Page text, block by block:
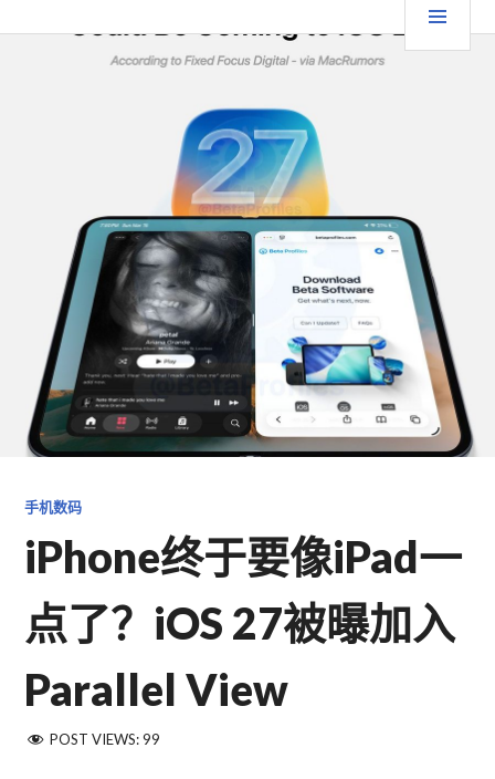
至 TGFC LIFESTYLE
手机数码
iPhone终于要像iPad一
点了？iOS 27被曝加入
Parallel View
POST VIEWS: 99